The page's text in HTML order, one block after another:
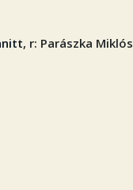
, r: Parászka Miklós